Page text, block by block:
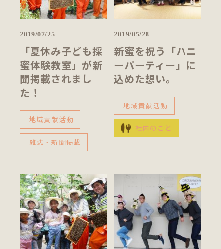
2019/07/25
「夏休み子ども採
蜜体験教室」が新
聞掲載されまし
た！
地域貢献活動
雑誌・新聞掲載
2019/05/28
新蜜を祝う「ハニ
ーパーティー」に
込めた想い。
地域貢献活動
社内のこと